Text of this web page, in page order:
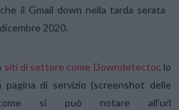
il Gmail down nella tarda serata
2020.
siti di settore come Downdetector, lo
di servizio (screenshot delle
si può notare all’url